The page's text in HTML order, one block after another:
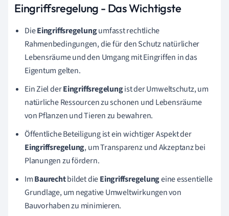
Eingriffsregelung - Das Wichtigste
DieEingriffsregelungumfasst rechtliche
Rahmenbedingungen, die für den Schutz natürlicher
Lebensräume und den Umgang mit Eingriffen in das
Eigentum gelten.
Ein Ziel derEingriffsregelungist der Umweltschutz, um
natürliche Ressourcen zu schonen und Lebensräume
von Pflanzen und Tieren zu bewahren.
Öffentliche Beteiligung ist ein wichtiger Aspekt der
Eingriffsregelung, um Transparenz und Akzeptanz bei
Planungen zu fördern.
ImBaurechtbildet dieEingriffsregelungeine essentielle
Grundlage, um negative Umweltwirkungen von
Bauvorhaben zu minimieren.